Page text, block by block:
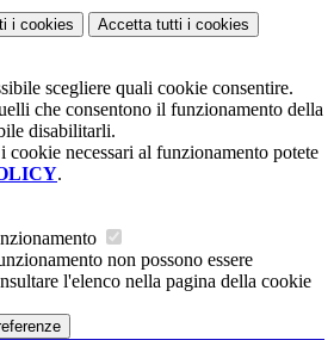
i cookies Accetta tutti i cookies
scegliere quali cookie consentire.
che consentono il funzionamento della
disabilitarli.
cookie necessari al funzionamento potete
.
non possono essere
l'elenco nella pagina della cookie